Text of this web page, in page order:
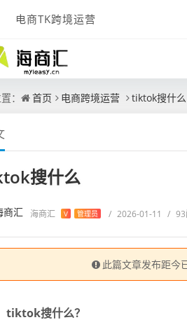
电商TK跨境运营
： 首页 电商跨境运营 tiktok搜什么
搜什么
海商汇 V 管理员 / 2026-01-11 /
此篇文章发布距今
tiktok搜什么？